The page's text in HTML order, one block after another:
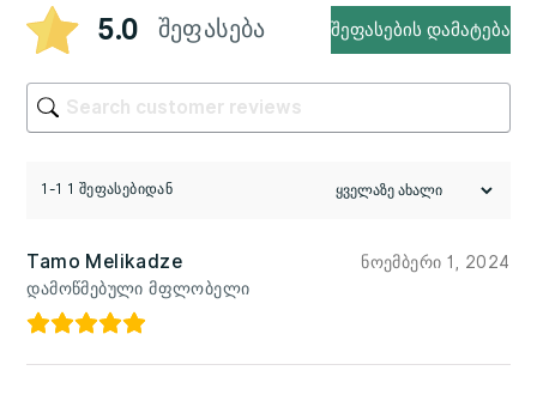
5.0 შეფასება შეფასების დამატება
1-1 1 შეფასებიდან
Tamo Melikadze
დამოწმებული მფლობელი
ნოემბერი 1, 2024